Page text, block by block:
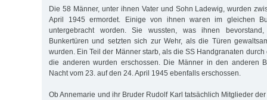
Die 58 Männer, unter ihnen Vater und Sohn Ladewig, wurden
April 1945 ermordet. Einige von ihnen waren im gleichen
untergebracht worden. Sie wussten, was ihnen bevorstand,
Bunkertüren und setzten sich zur Wehr, als die Türen
wurden. Ein Teil der Männer starb, als die SS Handgranaten durch
die anderen wurden erschossen. Die Männer in den anderen
Nacht vom 23. auf den 24. April 1945 ebenfalls erschossen.
Ob Annemarie und ihr Bruder Rudolf Karl tatsächlich Mitglieder